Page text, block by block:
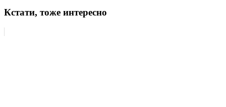
Кстати, тоже интересно